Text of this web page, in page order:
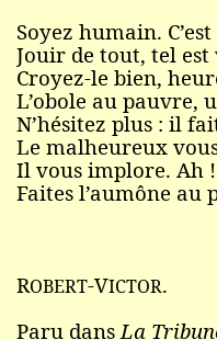
Soyez humain.
Jouir de tout, tel
Croyez-le bien,
L’obole au pauvre,
N’hésitez plus : il
Le malheureux
Il vous implore. Ah !
Faites l’aumône
ROBERT-VICTOR.
Paru dansLa